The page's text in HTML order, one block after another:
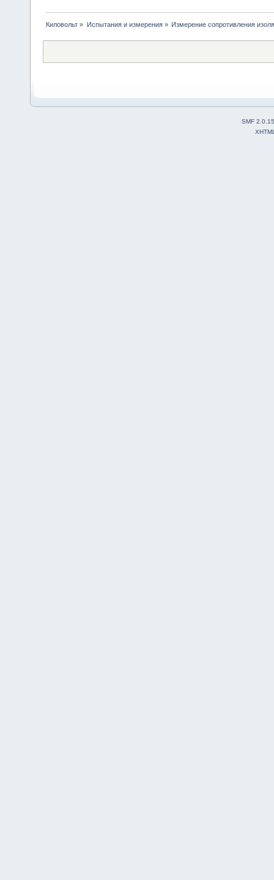
Киловольт » Испытания и измерения» Измерение сопротивления
SMF 2.0.15